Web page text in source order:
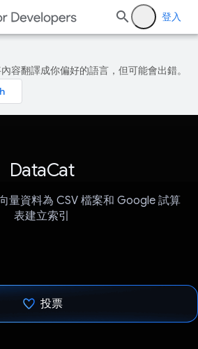
登入
容翻譯成你偏好的語言，但可能會出錯。
DataCat
量資料為 CSV 檔案和 Google 試算
表建立索引
投票